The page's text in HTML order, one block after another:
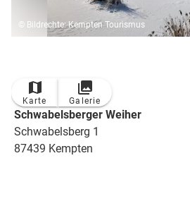
© Bildrechte: Kempten Tourismus
Karte Galerie
Schwabelsberger Weiher
Schwabelsberg 1
87439 Kempten